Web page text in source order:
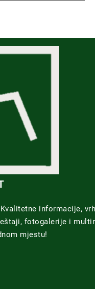
informacije,
fotogalerije i
mjestu!